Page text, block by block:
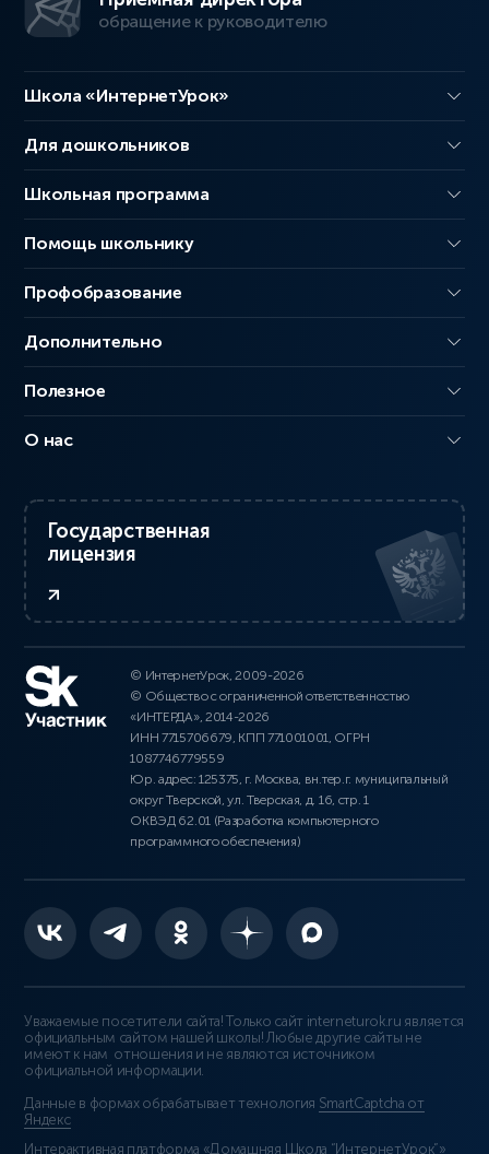
обращение к руководителю
Школа «ИнтернетУрок»
Для дошкольников
Школьная программа
Помощь школьнику
Профобразование
Дополнительно
Полезное
О нас
Государственная
лицензия
© ИнтернетУрок, 2009-2026
© Общество с ограниченной ответственностью
«ИНТЕРДА», 2014-2026
ИНН 7715706679, КПП 771001001, ОГРН
1087746779559
Юр. адрес: 125375, г. Москва, вн.тер.г. муниципальный
округ Тверской, ул. Тверская, д. 16, стр. 1
ОКВЭД 62.01 (Разработка компьютерного
программного обеспечения)
Уважаемые посетители сайта! Только сайт interneturok.ru является
официальным сайтом нашей школы! Любые другие сайты не
имеют к нам отношения и не являются источником
официальной информации.
Данные в формах обрабатывает технология SmartCaptcha от
Яндекс
Интерактивная платформа «Домашняя Школа “ИнтернетУрок”»